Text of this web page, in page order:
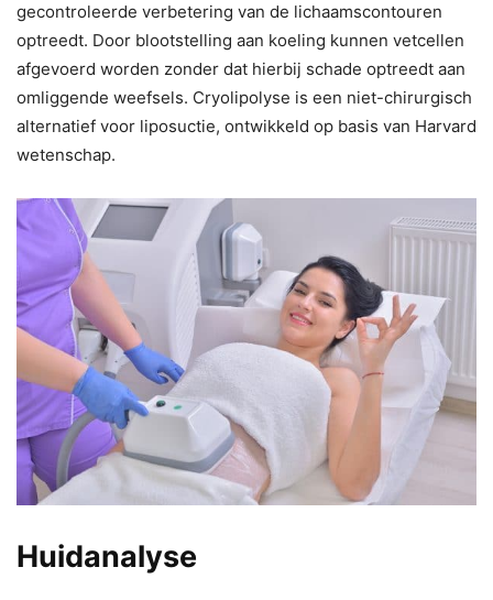
gecontroleerde verbetering van de lichaamscontouren
optreedt. Door blootstelling aan koeling kunnen vetcellen
afgevoerd worden zonder dat hierbij schade optreedt aan
omliggende weefsels. Cryolipolyse is een niet-chirurgisch
alternatief voor liposuctie, ontwikkeld op basis van Harvard
wetenschap.
Huidanalyse